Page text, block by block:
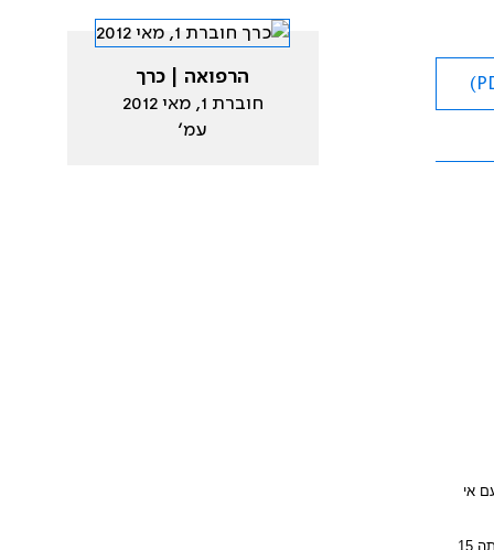
עם אי
). רמת ההיפסידין החציונית הייתה 15
הרפואה | כרך
חוברת 1, מאי 2012
עמ׳